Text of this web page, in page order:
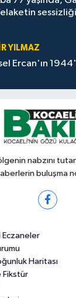
sessizliği
YILMAZ
Ercan'ın
nabzını
buluşma
Haritası
Fikstür